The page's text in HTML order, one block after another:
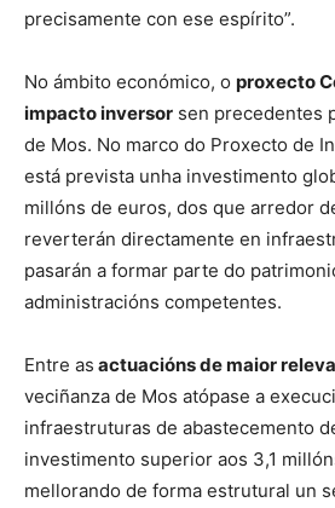
precisamente con ese espírito”.
No ámbito económico, o proxecto
impacto inversor sen precedentes
de Mos. No marco do Proxecto de
está prevista unha investimento
millóns de euros, dos que arredor
reverterán directamente en
pasarán a formar parte do
administracións competentes.
Entre as actuacións de maior
veciñanza de Mos atópase a
infraestruturas de abastecemento
investimento superior aos 3,1
mellorando de forma estrutural un